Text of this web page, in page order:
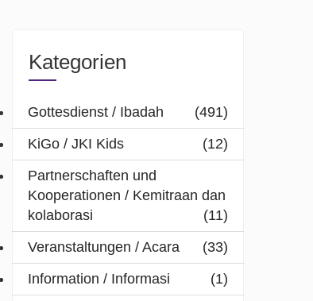
Kategorien
Gottesdienst / Ibadah
(491)
KiGo / JKI Kids
(12)
Partnerschaften und
Kooperationen / Kemitraan dan
kolaborasi
(11)
Veranstaltungen / Acara
(33)
Information / Informasi
(1)